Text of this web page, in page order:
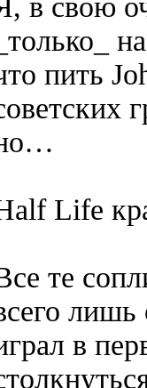
_только_
пить
Life
те
в